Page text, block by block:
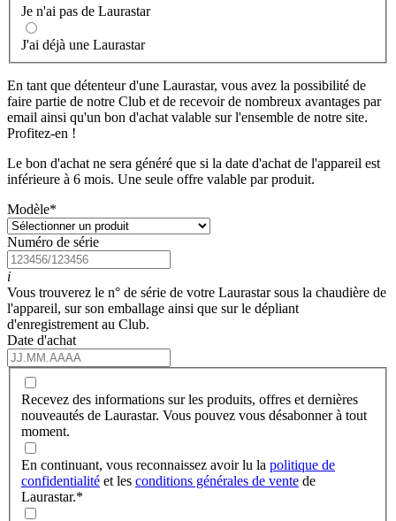
Je n'ai pas de Laurastar
J'ai déjà une Laurastar
En tant que détenteur d'une Laurastar, vous avez la possibilité de
faire partie de notre Club et de recevoir de nombreux avantages par
email ainsi qu'un bon d'achat valable sur l'ensemble de notre site.
Profitez-en !
Le bon d'achat ne sera généré que si la date d'achat de l'appareil est
inférieure à 6 mois. Une seule offre valable par produit.
Modèle*
Numéro de série
i
Vous trouverez le n° de série de votre Laurastar sous la chaudière de
l'appareil, sur son emballage ainsi que sur le dépliant
d'enregistrement au Club.
Date d'achat
Recevez des informations sur les produits, offres et dernières
nouveautés de Laurastar. Vous pouvez vous désabonner à tout
moment.
En continuant, vous reconnaissez avoir lu la politique de
confidentialité et les conditions générales de vente de
Laurastar.*